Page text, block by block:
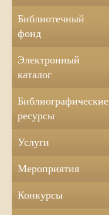
Библиотечный
фонд
Электронный
каталог
Библиографические
ресурсы
Услуги
Мероприятия
Конкурсы